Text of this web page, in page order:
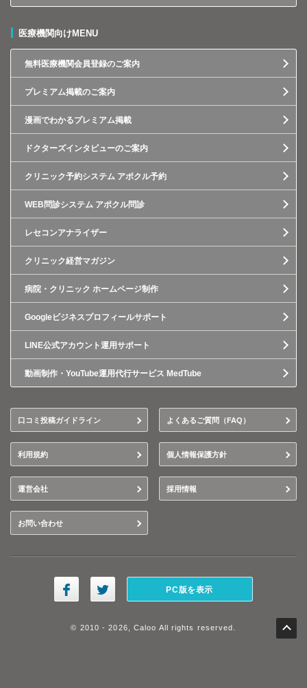
医療機関向けMENU
無料医療機関会員登録のご案内
プレミアム掲載のご案内
漫画でわかるプレミアム掲載
ドクターズインタビューのご案内
クリニック予約システム アポクル予約
WEB問診システム アポクル問診
レセコンアナライザー
クリニック経営マガジン
病院・クリニック ホームページ制作
Googleビジネスプロフィールサポート
LINE公式アカウント運用サポート
動画制作・YouTube運用代行サービス MedTube
口コミ投稿ガイドライン よくあるご質問（FAQ）
利用規約 個人情報保護方針
運営会社 採用情報
お問い合わせ
PC版を表示
© 2010 - 2026, Caloo All rights reserved.